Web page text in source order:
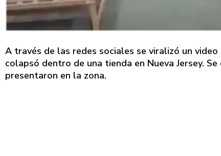
A través de las redes sociales se viralizó un
colapsó dentro de una tienda en Nueva Jersey.
presentaron en la zona.